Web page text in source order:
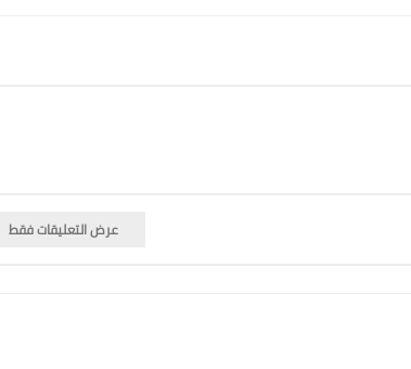
عرض التعليقات فقط